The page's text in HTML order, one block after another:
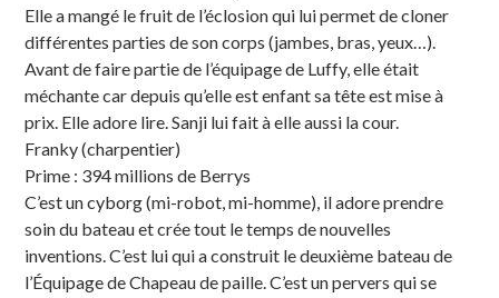
Elle a mangé le fruit de l’éclosion qui lui permet de cloner
différentes parties de son corps (jambes, bras, yeux…).
Avant de faire partie de l’équipage de Luffy, elle était
méchante car depuis qu’elle est enfant sa tête est mise à
prix. Elle adore lire. Sanji lui fait à elle aussi la cour.
Franky (charpentier)
Prime : 394 millions de Berrys
C’est un cyborg (mi-robot, mi-homme), il adore prendre
soin du bateau et crée tout le temps de nouvelles
inventions. C’est lui qui a construit le deuxième bateau de
l’Équipage de Chapeau de paille. C’est un pervers qui se